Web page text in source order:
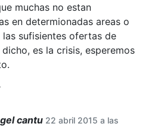
muchas no estan
en determionadas areas o
las sufisientes ofertas de
es la crisis, esperemos
cantu 22 abril 2015 a las